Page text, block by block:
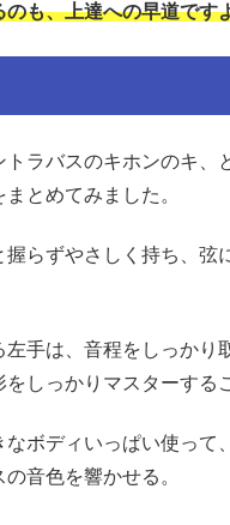
のも、上達への早道です
トラバスのキホンのキ、
とめてみました。
握らずやさしく持ち、弦
左手は、音程をしっかり
しっかりマスターする
なボディいっぱい使って
音色を響かせる。